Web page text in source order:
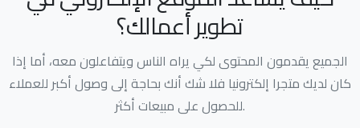
تطوير أعمالك؟
الجميع يقدمون المحتوى لكي يراه الناس ويتفاعلون معه، أما إذا
كان لديك متجرا إلكترونيا فلا شك أنك بحاجة إلى وصول أكبر للعملاء
للحصول على مبيعات أكثر.